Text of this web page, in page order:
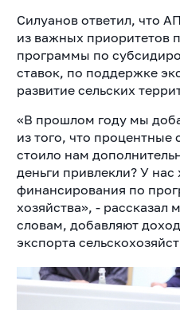
Силуанов ответил, что
из важных приоритетов
программы по
ставок, по поддержке
развитие сельских
«В прошлом году мы
из того, что процентные
стоило нам
деньги привлекли? У
финансирования по
хозяйства», - рассказал
словам, добавляют
экспорта